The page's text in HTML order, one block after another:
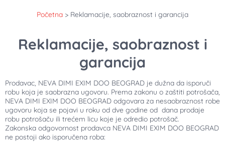
Početna > Reklamacije, saobraznost i garancija
Reklamacije, saobraznost i
garancija
Prodavac, NEVA DIMI EXIM DOO BEOGRAD je dužna da isporuči
robu koja je saobrazna ugovoru. Prema zakonu o zaštiti potrošača,
NEVA DIMI EXIM DOO BEOGRAD odgovara za nesaobraznost robe
ugovoru koja se pojavi u roku od dve godine od dana prodaje
robu potrošaču ili trećem licu koje je odredio potrošač.
Zakonska odgovornost prodavca NEVA DIMI EXIM DOO BEOGRAD
ne postoji ako isporučena roba: